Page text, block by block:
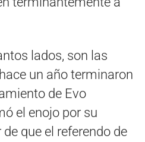
lados, son las
un año terminaron
de Evo
el enojo por su
que el referendo de